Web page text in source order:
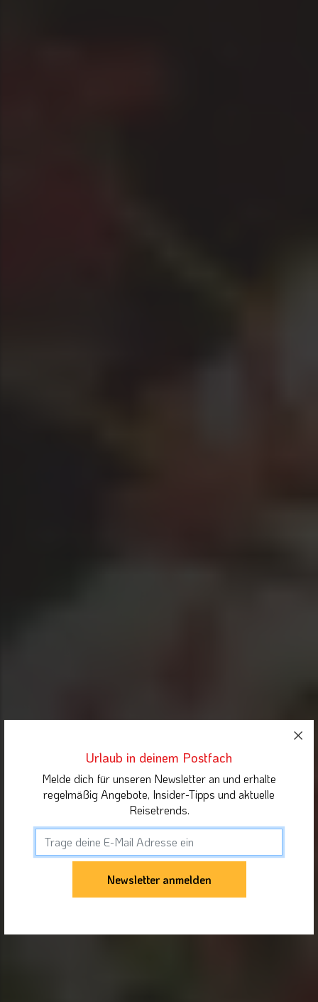
Urlaub in deinem Postfach
Melde dich für unseren Newsletter an und erhalte
regelmäßig Angebote, Insider-Tipps und aktuelle
Reisetrends.